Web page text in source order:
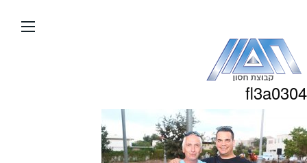
העמוד
fl3a0304